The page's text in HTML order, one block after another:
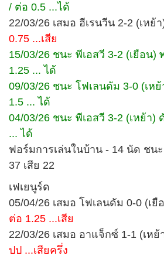
/ ต่อ 0.5 ...ได้
22/03/26 เสมอ ฮีเรนวีน 2-2 (เหย้
0.75 ...เสีย
15/03/26 ชนะ พีเอสวี 3-2 (เยือน)
1.25 ... ได้
09/03/26 ชนะ โฟเลนดัม 3-0 (เห
1.5 ... ได้
04/03/26 ชนะ พีเอสวี 3-2 (เหย้า)
... ได้
ฟอร์มการเล่นในบ้าน - 14 นัด ชน
37 เสีย 22
เฟเยนูร์ด
05/04/26 เสมอ โฟเลนดัม 0-0 (เ
ต่อ 1.25 ...เสีย
22/03/26 เสมอ อาแจ็กซ์ 1-1 (เห
ปป ...เสียครึ่ง